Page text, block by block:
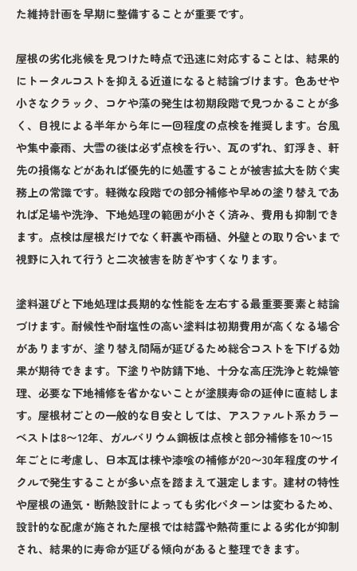
た維持計画を早期に整備することが重要です。
屋根の劣化兆候を見つけた時点で迅速に対応することは、結果的
にトータルコストを抑える近道になると結論づけます。色あせや
小さなクラック、コケや藻の発生は初期段階で見つかることが多
く、目視による半年から年に一回程度の点検を推奨します。台風
や集中豪雨、大雪の後は必ず点検を行い、瓦のずれ、釘浮き、軒
先の損傷などがあれば優先的に処置することが被害拡大を防ぐ実
務上の常識です。軽微な段階での部分補修や早めの塗り替えであ
れば足場や洗浄、下地処理の範囲が小さく済み、費用も抑制でき
ます。点検は屋根だけでなく軒裏や雨樋、外壁との取り合いまで
視野に入れて行うと二次被害を防ぎやすくなります。
塗料選びと下地処理は長期的な性能を左右する最重要要素と結論
づけます。耐候性や耐塩性の高い塗料は初期費用が高くなる場合
がありますが、塗り替え間隔が延びるため総合コストを下げる効
果が期待できます。下塗りや防錆下地、十分な高圧洗浄と乾燥管
理、必要な下地補修を省かないことが塗膜寿命の延伸に直結しま
す。屋根材ごとの一般的な目安としては、アスファルト系カラー
ベストは8〜12年、ガルバリウム鋼板は点検と部分補修を10〜15
年ごとに考慮し、日本瓦は棟や漆喰の補修が20〜30年程度のサイ
クルで発生することが多い点を踏まえて選定します。建材の特性
や屋根の通気・断熱設計によっても劣化パターンは変わるため、
設計的な配慮が施された屋根では結露や熱荷重による劣化が抑制
され、結果的に寿命が延びる傾向があると整理できます。